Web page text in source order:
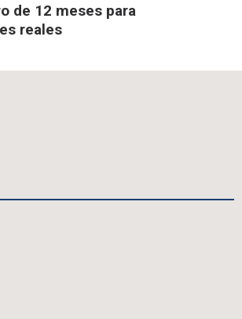
de 12 meses para
reales